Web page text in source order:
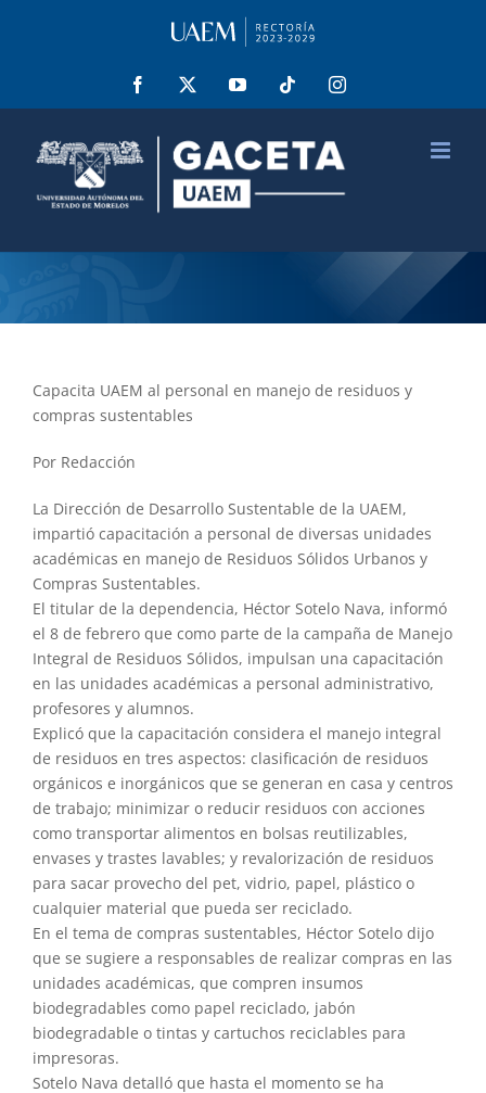
Facebook YouTube Tiktok Instagram
Capacita UAEM al personal en manejo de residuos y
compras sustentables
Por Redacción
La Dirección de Desarrollo Sustentable de la UAEM,
impartió capacitación a personal de diversas unidades
académicas en manejo de Residuos Sólidos Urbanos y
Compras Sustentables.
El titular de la dependencia, Héctor Sotelo Nava, informó
el 8 de febrero que como parte de la campaña de Manejo
Integral de Residuos Sólidos, impulsan una capacitación
en las unidades académicas a personal administrativo,
profesores y alumnos.
Explicó que la capacitación considera el manejo integral
de residuos en tres aspectos: clasificación de residuos
orgánicos e inorgánicos que se generan en casa y centros
de trabajo; minimizar o reducir residuos con acciones
como transportar alimentos en bolsas reutilizables,
envases y trastes lavables; y revalorización de residuos
para sacar provecho del pet, vidrio, papel, plástico o
cualquier material que pueda ser reciclado.
En el tema de compras sustentables, Héctor Sotelo dijo
que se sugiere a responsables de realizar compras en las
unidades académicas, que compren insumos
biodegradables como papel reciclado, jabón
biodegradable o tintas y cartuchos reciclables para
impresoras.
Sotelo Nava detalló que hasta el momento se ha